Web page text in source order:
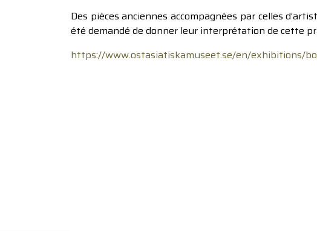
Des pièces anciennes accompagnées par celles
été demandé de donner leur interprétation de cette
https://www.ostasiatiskamuseet.se/en/exhibitions/